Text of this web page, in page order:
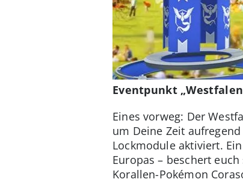
Eventpunkt
Eines vorweg: Der
um Deine Zeit
Lockmodule aktiviert.
Europas – beschert
Korallen-Pokémon